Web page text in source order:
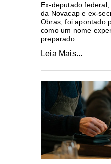
Ex-deputado
da Novacap e ex-
Obras, foi apontado
como um nome
preparado
Leia Mais...